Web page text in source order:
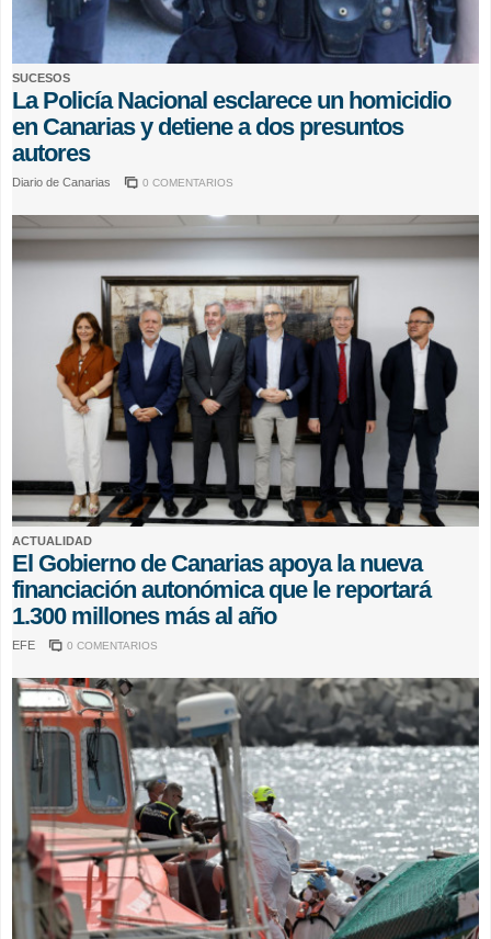
SUCESOS
La Policía Nacional esclarece un homicidio
en Canarias y detiene a dos presuntos
autores
Diario de Canarias 0 COMENTARIOS
ACTUALIDAD
El Gobierno de Canarias apoya la nueva
financiación autonómica que le reportará
1.300 millones más al año
EFE 0 COMENTARIOS